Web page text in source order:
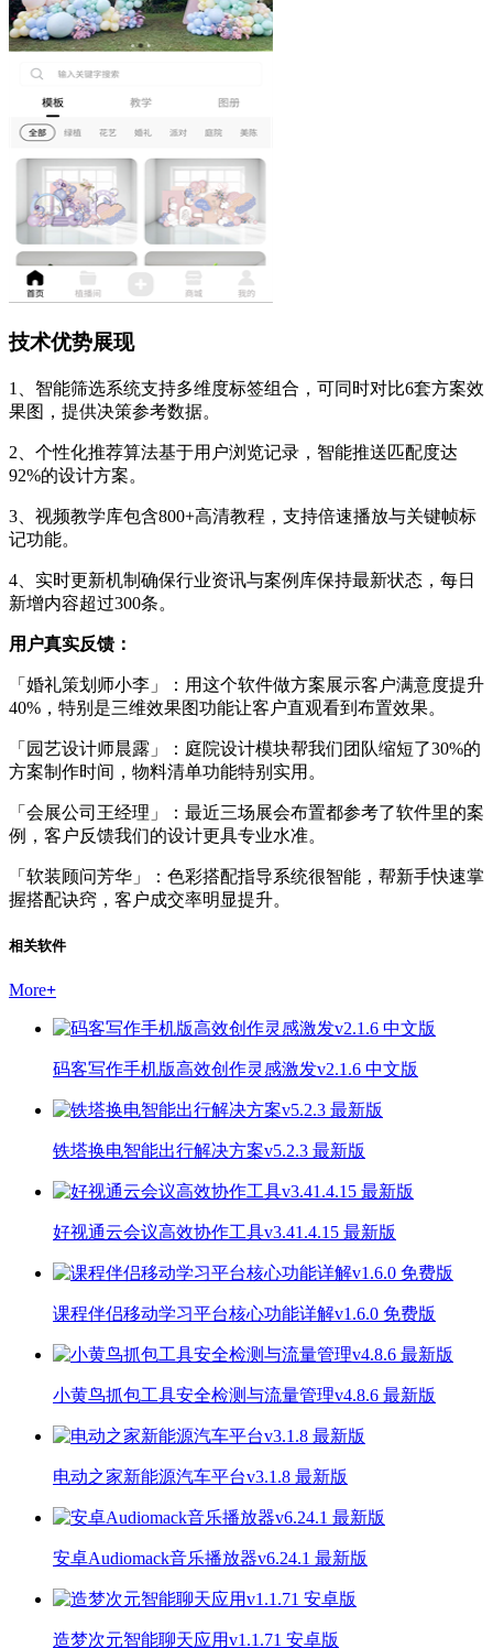
技术优势展现
1、智能筛选系统支持多维度标签组合，可同时对比6套方案效
果图，提供决策参考数据。
2、个性化推荐算法基于用户浏览记录，智能推送匹配度达
92%的设计方案。
3、视频教学库包含800+高清教程，支持倍速播放与关键帧标
记功能。
4、实时更新机制确保行业资讯与案例库保持最新状态，每日
新增内容超过300条。
用户真实反馈：
「婚礼策划师小李」：用这个软件做方案展示客户满意度提升
40%，特别是三维效果图功能让客户直观看到布置效果。
「园艺设计师晨露」：庭院设计模块帮我们团队缩短了30%的
方案制作时间，物料清单功能特别实用。
「会展公司王经理」：最近三场展会布置都参考了软件里的案
例，客户反馈我们的设计更具专业水准。
「软装顾问芳华」：色彩搭配指导系统很智能，帮新手快速掌
握搭配诀窍，客户成交率明显提升。
相关软件
More+
码客写作手机版高效创作灵感激发v2.1.6 中文版
铁塔换电智能出行解决方案v5.2.3 最新版
好视通云会议高效协作工具v3.41.4.15 最新版
课程伴侣移动学习平台核心功能详解v1.6.0 免费版
小黄鸟抓包工具安全检测与流量管理v4.8.6 最新版
电动之家新能源汽车平台v3.1.8 最新版
安卓Audiomack音乐播放器v6.24.1 最新版
造梦次元智能聊天应用v1.1.71 安卓版